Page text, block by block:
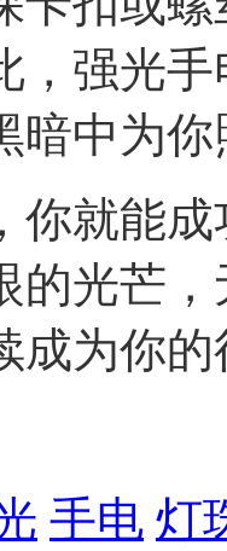
，强光
暗中为
你就能
的光芒
成为你
手电 灯